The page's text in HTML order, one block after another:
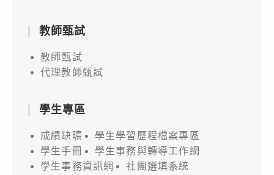
教師甄試
教師甄試
代理教師甄試
學生專區
成績缺曠
學生學習歷程檔案專區
學生手冊
學生事務與轉導工作網
學生事務資訊網
社團選填系統